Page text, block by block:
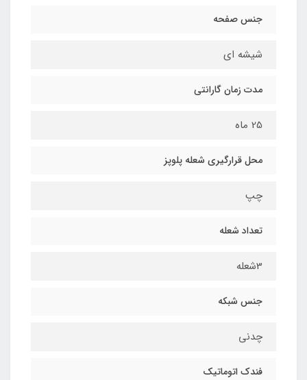
جنس صفحه
شیشه ای
مدت زمان گارانتی
25 ماه
محل قرارگیری شعله پلوپز
چپ
تعداد شعله
3شعله
جنس شبکه
چدنی
فندک اتوماتیک